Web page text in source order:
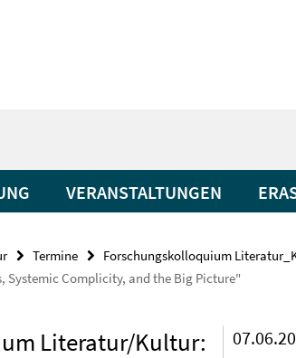
VERANSTALTUNGEN
Termine Forschungskolloquium
Systemic Complicity, and the Big Picture"
Literatur/Kultur: